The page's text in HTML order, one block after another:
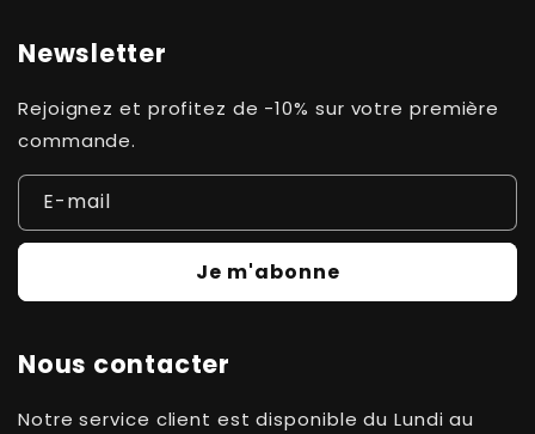
Newsletter
Rejoignez et profitez de -10% sur votre première
commande.
E-mail
Je m'abonne
Nous contacter
Notre service client est disponible du Lundi au